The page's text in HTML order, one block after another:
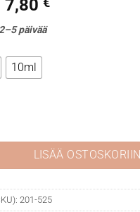
7,80 Hintaluokka:
päivää
10ml
525 Lavender määrä
LISÄÄ OSTOSKORIIN
201-525